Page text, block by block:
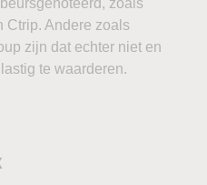
Ctrip. Andere zoals
zijn dat echter niet en
te waarderen.